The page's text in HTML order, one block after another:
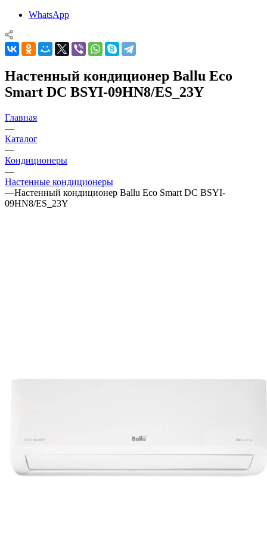
WhatsApp
Настенный кондиционер Ballu Eco
Smart DC BSYI-09HN8/ES_23Y
Главная
—
Каталог
—
Кондиционеры
—
Настенные кондиционеры
—Настенный кондиционер Ballu Eco Smart DC BSYI-
09HN8/ES_23Y